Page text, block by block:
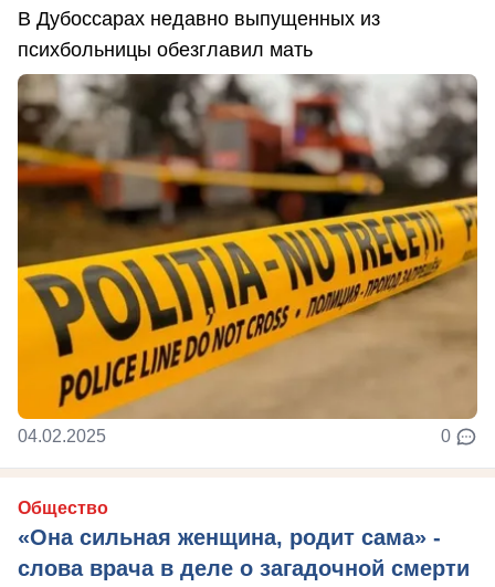
В Дубоссарах недавно выпущенных из
психбольницы обезглавил мать
04.02.2025 0
Общество
«Она сильная женщина, родит сама» -
слова врача в деле о загадочной смерти